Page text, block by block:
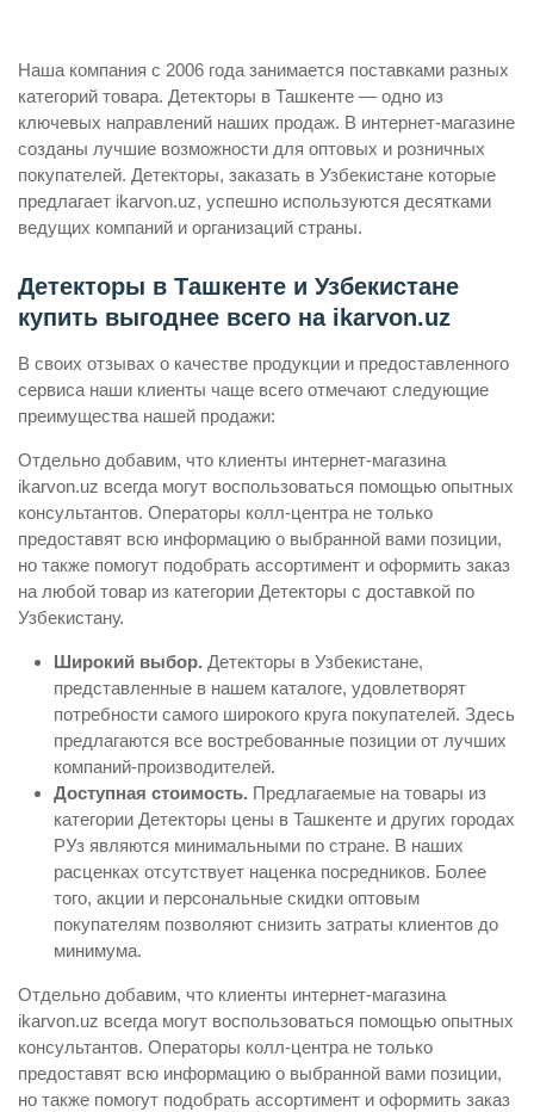
Наша компания с 2006 года занимается поставками разных
категорий товара. Детекторы в Ташкенте — одно из
ключевых направлений наших продаж. В интернет-магазине
созданы лучшие возможности для оптовых и розничных
покупателей. Детекторы, заказать в Узбекистане которые
предлагает ikarvon.uz, успешно используются десятками
ведущих компаний и организаций страны.
Детекторы в Ташкенте и Узбекистане
купить выгоднее всего на ikarvon.uz
В своих отзывах о качестве продукции и предоставленного
сервиса наши клиенты чаще всего отмечают следующие
преимущества нашей продажи:
Отдельно добавим, что клиенты интернет-магазина
ikarvon.uz всегда могут воспользоваться помощью опытных
консультантов. Операторы колл-центра не только
предоставят всю информацию о выбранной вами позиции,
но также помогут подобрать ассортимент и оформить заказ
на любой товар из категории Детекторы с доставкой по
Узбекистану.
Широкий выбор. Детекторы в Узбекистане,
представленные в нашем каталоге, удовлетворят
потребности самого широкого круга покупателей. Здесь
предлагаются все востребованные позиции от лучших
компаний-производителей.
Доступная стоимость. Предлагаемые на товары из
категории Детекторы цены в Ташкенте и других городах
РУз являются минимальными по стране. В наших
расценках отсутствует наценка посредников. Более
того, акции и персональные скидки оптовым
покупателям позволяют снизить затраты клиентов до
минимума.
Отдельно добавим, что клиенты интернет-магазина
ikarvon.uz всегда могут воспользоваться помощью опытных
консультантов. Операторы колл-центра не только
предоставят всю информацию о выбранной вами позиции,
но также помогут подобрать ассортимент и оформить заказ